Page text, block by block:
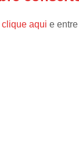
clique aqui e